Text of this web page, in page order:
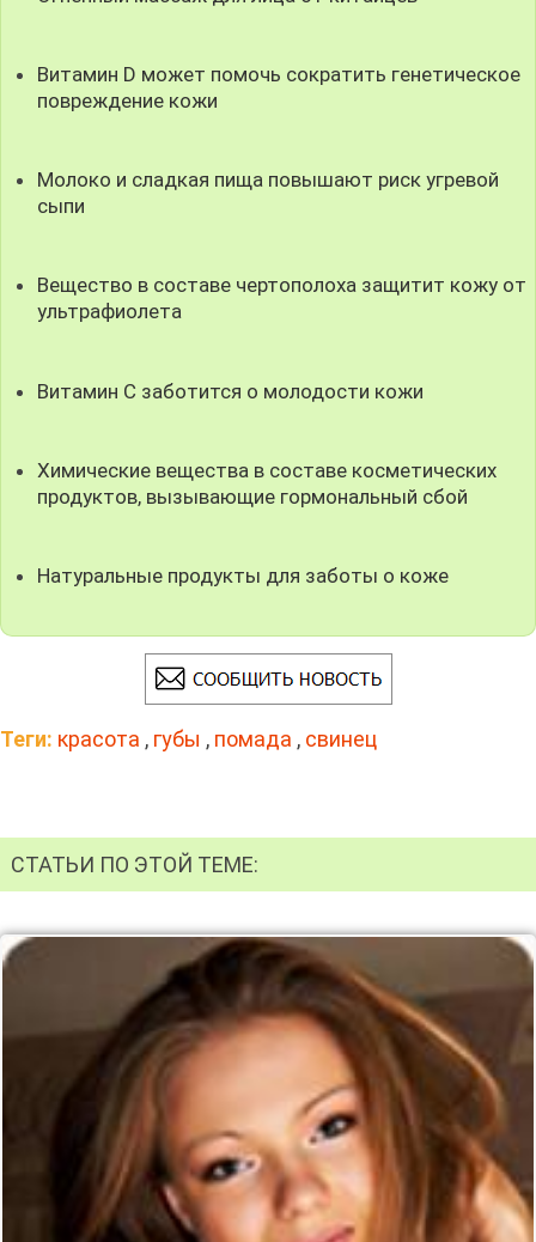
Витамин D может помочь сократить генетическое
повреждение кожи
Молоко и сладкая пища повышают риск угревой
сыпи
Вещество в составе чертополоха защитит кожу от
ультрафиолета
Витамин С заботится о молодости кожи
Химические вещества в составе косметических
продуктов, вызывающие гормональный сбой
Натуральные продукты для заботы о коже
Теги: красота , губы , помада , свинец
СТАТЬИ ПО ЭТОЙ ТЕМЕ: